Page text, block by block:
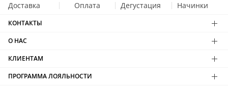
Доставка Оплата Дегустация Начинки
КОНТАКТЫ
О НАС
КЛИЕНТАМ
ПРОГРАММА ЛОЯЛЬНОСТИ